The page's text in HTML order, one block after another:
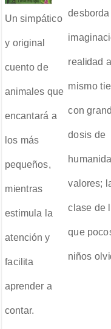
Un simpático
y original
cuento de
animales que
encantará a
los más
pequeños,
mientras
estimula la
atención y
facilita
aprender a
contar.
desborda
realidad al
mismo
con
dosis de
valores;
clase de
que
niños